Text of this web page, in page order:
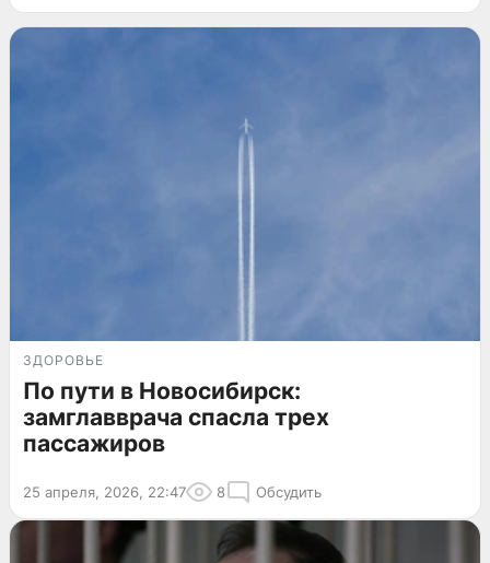
ЗДОРОВЬЕ
По пути в Новосибирск:
замглавврача спасла трех
пассажиров
25 апреля, 2026, 22:47 8 Обсудить